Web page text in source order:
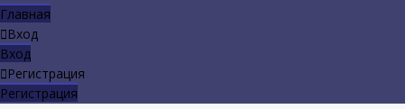
Главная
Вход
Вход
Регистрация
Регистрация